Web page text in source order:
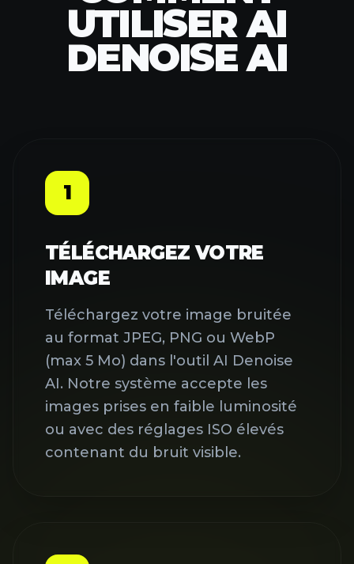
UTILISER AI
DENOISE AI
1
TÉLÉCHARGEZ VOTRE
IMAGE
Téléchargez votre image bruitée
au format JPEG, PNG ou WebP
(max 5 Mo) dans l'outil AI Denoise
AI. Notre système accepte les
images prises en faible luminosité
ou avec des réglages ISO élevés
contenant du bruit visible.